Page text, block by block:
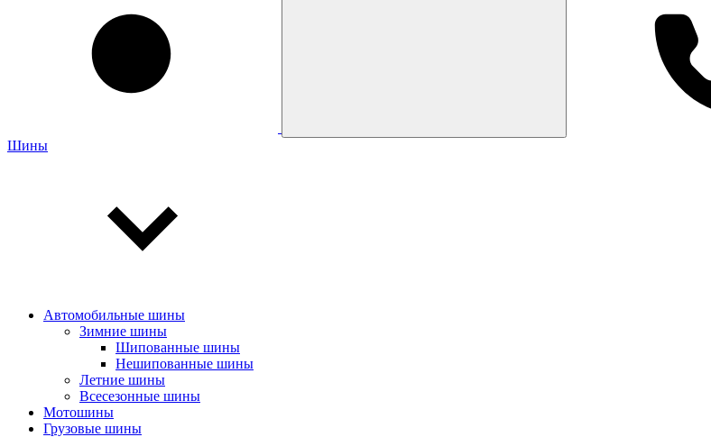
Шины
Автомобильные шины
Зимние шины
Шипованные шины
Нешипованные шины
Летние шины
Всесезонные шины
Мотошины
Грузовые шины